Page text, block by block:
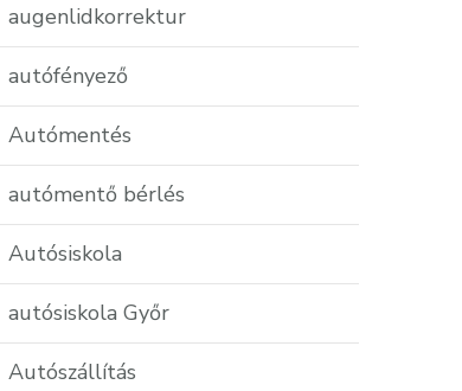
augenlidkorrektur
autófényező
Autómentés
autómentő bérlés
Autósiskola
autósiskola Győr
Autószállítás